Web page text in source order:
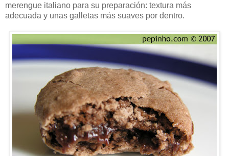
merengue italiano para su preparación: textura más
adecuada y unas galletas más suaves por dentro.